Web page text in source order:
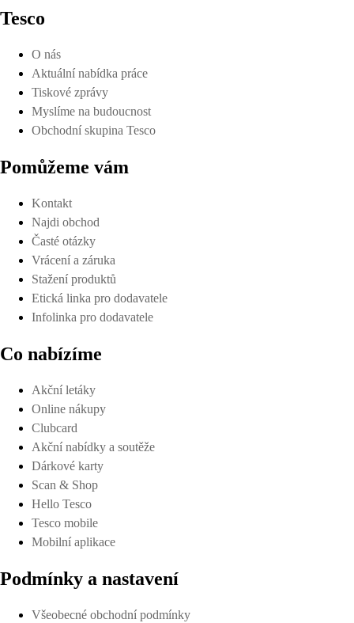
Tesco
O nás
Aktuální nabídka práce
Tiskové zprávy
Myslíme na budoucnost
Obchodní skupina Tesco
Pomůžeme vám
Kontakt
Najdi obchod
Časté otázky
Vrácení a záruka
Stažení produktů
Etická linka pro dodavatele
Infolinka pro dodavatele
Co nabízíme
Akční letáky
Online nákupy
Clubcard
Akční nabídky a soutěže
Dárkové karty
Scan & Shop
Hello Tesco
Tesco mobile
Mobilní aplikace
Podmínky a nastavení
Všeobecné obchodní podmínky